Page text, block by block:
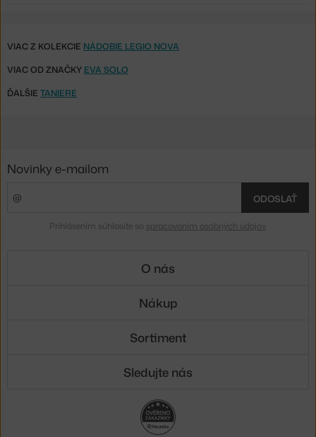
VIAC Z KOLEKCIE NÁDOBIE LEGIO NOVA
VIAC OD ZNAČKY EVA SOLO
ĎALŠIE TANIERE
Novinky e-mailom
ODOSLAŤ
Prihlásením súhlasíte so spracovaním osobných údajov.
O nás
Nákup
Sortiment
Sledujte nás